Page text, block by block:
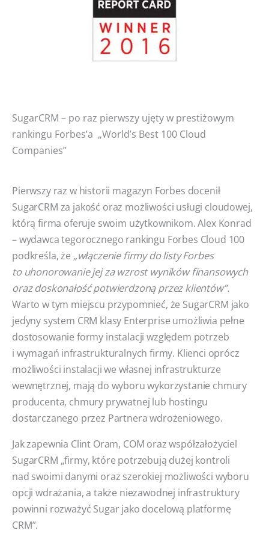
SugarCRM – po raz pierwszy ujęty w prestiżowym
rankingu Forbes’a „World’s Best 100 Cloud
Companies”
Pierwszy raz w historii magazyn Forbes docenił
SugarCRM za jakość oraz możliwości usługi cloudowej,
którą firma oferuje swoim użytkownikom. Alex Konrad
– wydawca tegorocznego rankingu Forbes Cloud 100
podkreśla, że „włączenie firmy do listy Forbes
to uhonorowanie jej za wzrost wyników finansowych
oraz doskonałość potwierdzoną przez klientów”.
Warto w tym miejscu przypomnieć, że SugarCRM jako
jedyny system CRM klasy Enterprise umożliwia pełne
dostosowanie formy instalacji względem potrzeb
i wymagań infrastrukturalnych firmy. Klienci oprócz
możliwości instalacji we własnej infrastrukturze
wewnętrznej, mają do wyboru wykorzystanie chmury
producenta, chmury prywatnej lub hostingu
dostarczanego przez Partnera wdrożeniowego.
Jak zapewnia Clint Oram, COM oraz współzałożyciel
SugarCRM „firmy, które potrzebują dużej kontroli
nad swoimi danymi oraz szerokiej możliwości wyboru
opcji wdrażania, a także niezawodnej infrastruktury
powinni rozważyć Sugar jako docelową platformę
CRM”.